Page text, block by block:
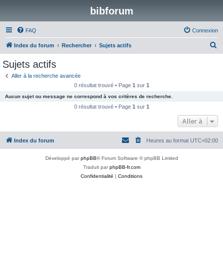
bibforum
FAQ Connexion
Index du forum Rechercher Sujets actifs
c
e
Sujets actifs
Aller à la recherche avancée
0 résultat trouvé • Page 1 sur 1
Aucun sujet ou message ne correspond à vos critères de recherche.
0 résultat trouvé • Page 1 sur 1
Aller à
Index du forum Heures au format UTC+02:00
Développé parphpBB® Forum Software © phpBB Limited
Traduit parphpBB-fr.com
Confidentialité | Conditions